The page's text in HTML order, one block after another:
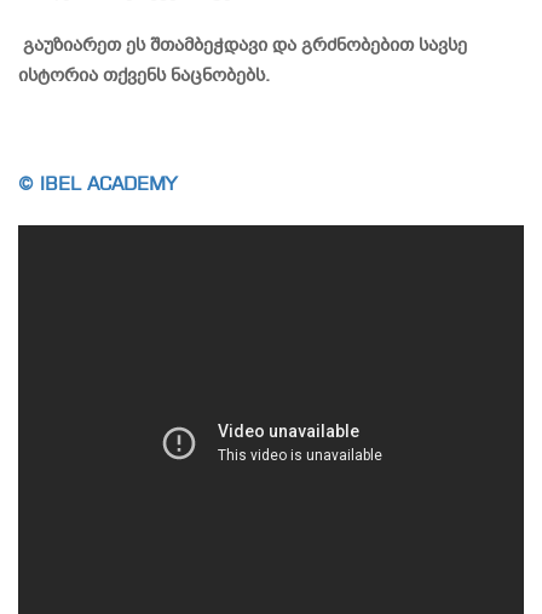
გაუზიარეთ ეს შთამბეჭდავი და გრძნობებით სავსე
ისტორია თქვენს ნაცნობებს.
© IBEL ACADEMY